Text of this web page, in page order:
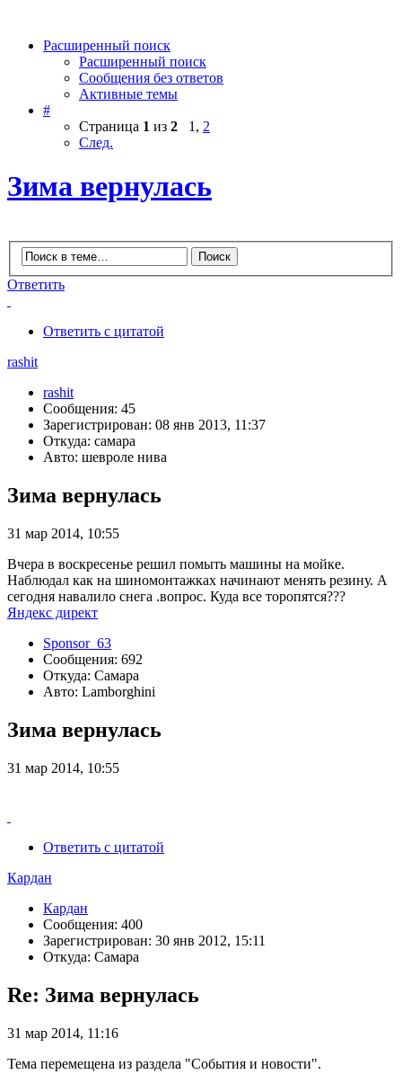
Расширенный поиск
Расширенный поиск
Сообщения без ответов
Активные темы
#
Страница 1 из 2 1 , 2
След.
Зима вернулась
Ответить
Ответить с цитатой
rashit
rashit
Сообщения: 45
Зарегистрирован: 08 янв 2013, 11:37
Откуда: самара
Авто: шевроле нива
Зима вернулась
31 мар 2014, 10:55
Вчера в воскресенье решил помыть машины на мойке.
Наблюдал как на шиномонтажках начинают менять резину. А
сегодня навалило снега .вопрос. Куда все торопятся???
Яндекс директ
Sponsor_63
Сообщения: 692
Откуда: Самара
Авто: Lamborghini
Зима вернулась
31 мар 2014, 10:55
Ответить с цитатой
Кардан
Кардан
Сообщения: 400
Зарегистрирован: 30 янв 2012, 15:11
Откуда: Самара
Re: Зима вернулась
31 мар 2014, 11:16
Тема перемещена из раздела "События и новости".